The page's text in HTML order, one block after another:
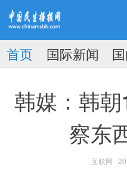
播
首页 国际新闻
韩媒：韩
察东
互联网